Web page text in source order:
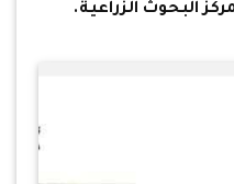
البحوث الزراعية.